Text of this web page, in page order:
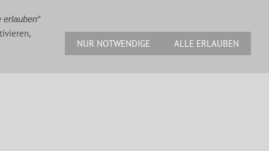
gut zu
erlauben“
NUR NOTWENDIGE ALLE ERLAUBEN